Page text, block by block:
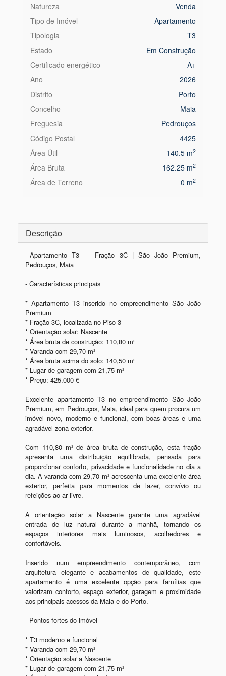
Natureza
Venda
Tipo de Imóvel
Apartamento
Tipologia
T3
Estado
Em Construção
Certificado energético
A+
Ano
2026
Distrito
Porto
Concelho
Maia
Freguesia
Pedrouços
Código Postal
4425
Área Útil
140.5 m2
Área Bruta 162.25 m2
Área de Terreno 0 m2
Descrição
Apartamento T3 — Fração 3C | São João Premium,
Pedrouços, Maia
- Características principais
* Apartamento T3 inserido no empreendimento São João
Premium
* Fração 3C, localizada no Piso 3
* Orientação solar: Nascente
* Área bruta de construção: 110,80 m²
* Varanda com 29,70 m²
* Área bruta acima do solo: 140,50 m²
* Lugar de garagem com 21,75 m²
* Preço: 425.000 €
Excelente apartamento T3 no empreendimento São João
Premium, em Pedrouços, Maia, ideal para quem procura um
imóvel novo, moderno e funcional, com boas áreas e uma
agradável zona exterior.
Com 110,80 m² de área bruta de construção, esta fração
apresenta uma distribuição equilibrada, pensada para
proporcionar conforto, privacidade e funcionalidade no dia a
dia. A varanda com 29,70 m² acrescenta uma excelente área
exterior, perfeita para momentos de lazer, convívio ou
refeições ao ar livre.
A orientação solar a Nascente garante uma agradável
entrada de luz natural durante a manhã, tornando os
espaços interiores mais luminosos, acolhedores e
confortáveis.
Inserido num empreendimento contemporâneo, com
arquitetura elegante e acabamentos de qualidade, este
apartamento é uma excelente opção para famílias que
valorizam conforto, espaço exterior, garagem e proximidade
aos principais acessos da Maia e do Porto.
- Pontos fortes do imóvel
* T3 moderno e funcional
* Varanda com 29,70 m²
* Orientação solar a Nascente
* Lugar de garagem com 21,75 m²